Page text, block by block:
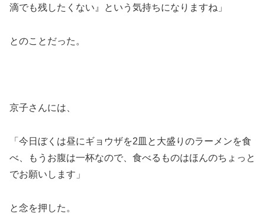
滴でも残したくない』という気持ちになりますね」
とのことだった。
京子さんには、
「今日ぼくは昼にギョウザを2皿と大盛りのラーメンを食
べ、もうお腹は一杯なので、食べるものはほんのちょっと
でお願いします」
と念を押した。